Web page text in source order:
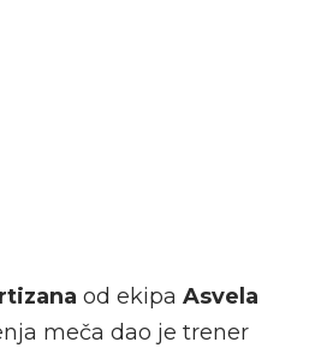
od ekipa Asvela
meča dao je trener